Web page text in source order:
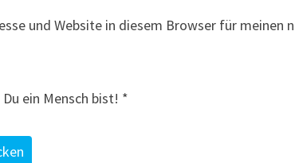
und Website in diesem Browser für meinen
ein Mensch bist! *